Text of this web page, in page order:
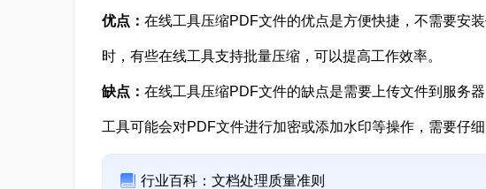
优点： 在线工具压缩PDF文件的优点是方便快捷，不需要安
时，有些在线工具支持批量压缩，可以提高工作效率。
缺点： 在线工具压缩PDF文件的缺点是需要上传文件到服务
工具可能会对PDF文件进行加密或添加水印等操作，需要仔细
行业百科：文档处理质量准则